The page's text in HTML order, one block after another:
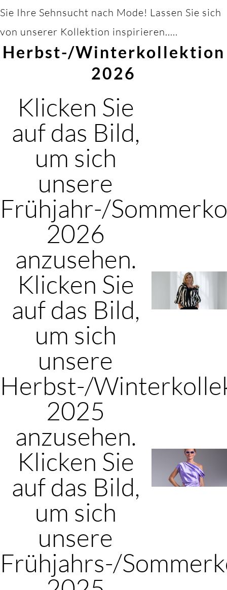
Sie Ihre Sehnsucht nach Mode! Lassen Sie sich
von unserer Kollektion inspirieren.....
Herbst-/Winterkollektion
2026
Klicken Sie
auf das Bild,
um sich
unsere
Frühjahr-/
2026
anzusehen.
Klicken Sie
auf das Bild,
um sich
unsere
Herbst-/
2025
anzusehen.
Klicken Sie
auf das Bild,
um sich
unsere
Frühjahrs-/